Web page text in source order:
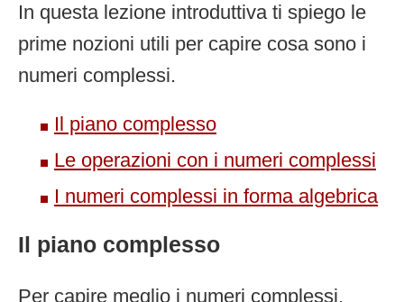
In questa lezione introduttiva ti spiego le
prime nozioni utili per capire cosa sono i
numeri complessi.
Il piano complesso
Le operazioni con i numeri complessi
I numeri complessi in forma algebrica
Il piano complesso
Per capire meglio i numeri complessi,